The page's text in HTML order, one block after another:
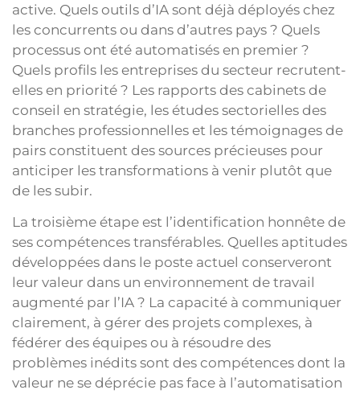
active. Quels outils d’IA sont déjà déployés chez
les concurrents ou dans d’autres pays ? Quels
processus ont été automatisés en premier ?
Quels profils les entreprises du secteur recrutent-
elles en priorité ? Les rapports des cabinets de
conseil en stratégie, les études sectorielles des
branches professionnelles et les témoignages de
pairs constituent des sources précieuses pour
anticiper les transformations à venir plutôt que
de les subir.
La troisième étape est l’identification honnête de
ses compétences transférables. Quelles aptitudes
développées dans le poste actuel conserveront
leur valeur dans un environnement de travail
augmenté par l’IA ? La capacité à communiquer
clairement, à gérer des projets complexes, à
fédérer des équipes ou à résoudre des
problèmes inédits sont des compétences dont la
valeur ne se déprécie pas face à l’automatisation